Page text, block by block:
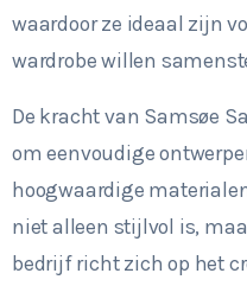
waardoor ze ideaal zijn
wardrobe willen
De kracht van Samsøe
om eenvoudige
hoogwaardige
niet alleen stijlvol is,
bedrijf richt zich op het